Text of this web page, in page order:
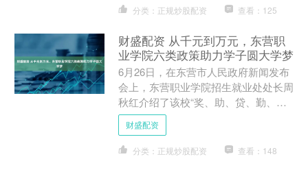
分类：正规炒股配资 查看：125
财盛配资 从千元到万元，东营职
业学院六类政策助力学子圆大学梦
6月26日，在东营市人民政府新闻发布
会上，东营职业学院招生就业处处长周
秋红介绍了该校“奖、助、贷、勤、
补、免”六位一体资助体系，覆盖奖
励、救助、助学贷款等多重渠....
财盛配资
分类：正规炒股配资 查看：148